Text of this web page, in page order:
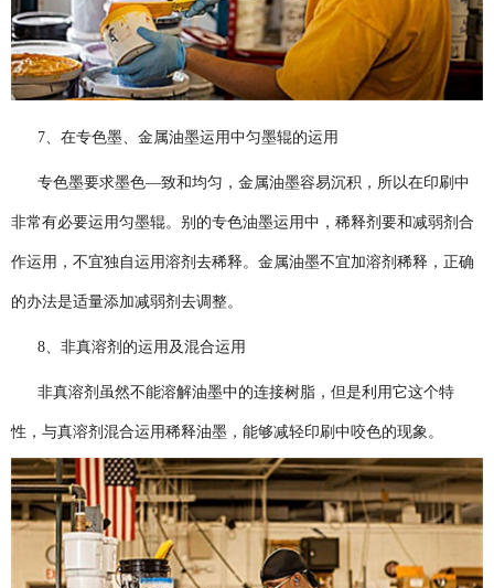
7、在专色墨、金属油墨运用中匀墨辊的运用
专色墨要求墨色—致和均匀，金属油墨容易沉积，所以在印刷中
非常有必要运用匀墨辊。别的专色油墨运用中，稀释剂要和减弱剂合
作运用，不宜独自运用溶剂去稀释。金属油墨不宜加溶剂稀释，正确
的办法是适量添加减弱剂去调整。
8、非真溶剂的运用及混合运用
非真溶剂虽然不能溶解油墨中的连接树脂，但是利用它这个特
性，与真溶剂混合运用稀释油墨，能够减轻印刷中咬色的现象。